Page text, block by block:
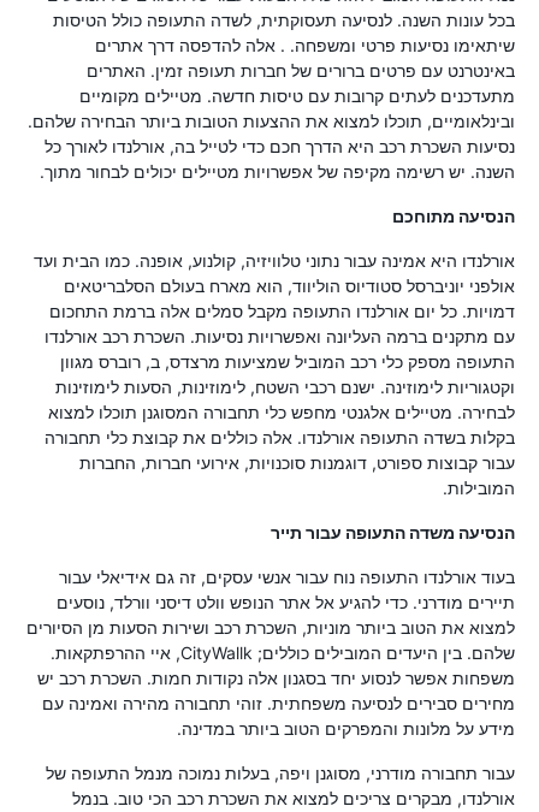
בכל עונות השנה. לנסיעה תעסוקתית, לשדה התעופה כולל הטיסות
שיתאימו נסיעות פרטי ומשפחה. . אלה להדפסה דרך אתרים
באינטרנט עם פרטים ברורים של חברות תעופה זמין. האתרים
מתעדכנים לעתים קרובות עם טיסות חדשה. מטיילים מקומיים
ובינלאומיים, תוכלו למצוא את ההצעות הטובות ביותר הבחירה שלהם.
נסיעות השכרת רכב היא הדרך חכם כדי לטייל בה, אורלנדו לאורך כל
השנה. יש רשימה מקיפה של אפשרויות מטיילים יכולים לבחור מתוך.
הנסיעה מתוחכם
אורלנדו היא אמינה עבור נתוני טלוויזיה, קולנוע, אופנה. כמו הבית ועד
אולפני יוניברסל סטודיוס הוליווד, הוא מארח בעולם הסלבריטאים
דמויות. כל יום אורלנדו התעופה מקבל סמלים אלה ברמת התחכום
עם מתקנים ברמה העליונה ואפשרויות נסיעות. השכרת רכב אורלנדו
התעופה מספק כלי רכב המוביל שמציעות מרצדס, ב, רוברס מגוון
וקטגוריות לימוזינה. ישנם רכבי השטח, לימוזינות, הסעות לימוזינות
לבחירה. מטיילים אלגנטי מחפש כלי תחבורה המסוגנן תוכלו למצוא
בקלות בשדה התעופה אורלנדו. אלה כוללים את קבוצת כלי תחבורה
עבור קבוצות ספורט, דוגמנות סוכנויות, אירועי חברות, החברות
המובילות.
הנסיעה משדה התעופה עבור תייר
בעוד אורלנדו התעופה נוח עבור אנשי עסקים, זה גם אידיאלי עבור
תיירים מודרני. כדי להגיע אל אתר הנופש וולט דיסני וורלד, נוסעים
למצוא את הטוב ביותר מוניות, השכרת רכב ושירות הסעות מן הסיורים
שלהם. בין היעדים המובילים כוללים; CityWallk, איי ההרפתקאות.
משפחות אפשר לנסוע יחד בסגנון אלה נקודות חמות. השכרת רכב יש
מחירים סבירים לנסיעה משפחתית. זוהי תחבורה מהירה ואמינה עם
מידע על מלונות והמפרקים הטוב ביותר במדינה.
עבור תחבורה מודרני, מסוגנן ויפה, בעלות נמוכה מנמל התעופה של
אורלנדו, מבקרים צריכים למצוא את השכרת רכב הכי טוב. בנמל